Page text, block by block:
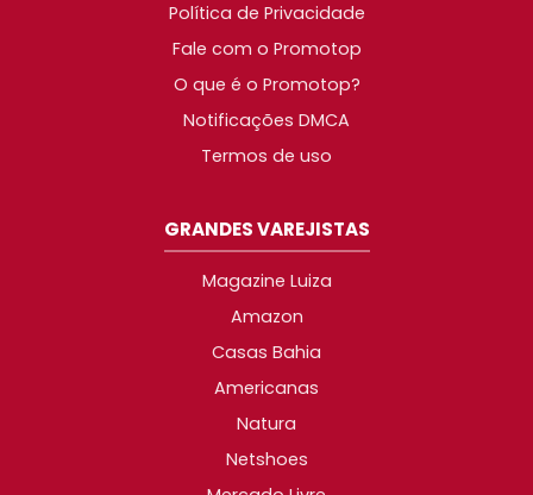
Política de Privacidade
Fale com o Promotop
O que é o Promotop?
Notificações DMCA
Termos de uso
GRANDES VAREJISTAS
Magazine Luiza
Amazon
Casas Bahia
Americanas
Natura
Netshoes